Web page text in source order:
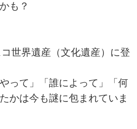
も？
コ世界遺産（文化遺産）に登
って」「誰によって」「何
かは今も謎に包まれていま